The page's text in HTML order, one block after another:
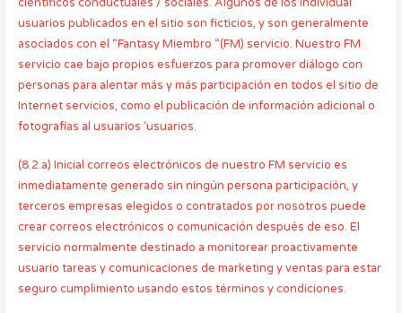
usuarios publicados en el sitio son ficticios, y son generalmente
asociados con el “Fantasy Miembro “(FM) servicio. Nuestro FM
servicio cae bajo propios esfuerzos para promover diálogo con
personas para alentar más y más participación en todos el sitio de
Internet servicios, como el publicación de información adicional o
fotografías al usuarios ‘usuarios.
(8.2.a) Inicial correos electrónicos de nuestro FM servicio es
inmediatamente generado sin ningún persona participación, y
terceros empresas elegidos o contratados por nosotros puede
crear correos electrónicos o comunicación después de eso. El
servicio normalmente destinado a monitorear proactivamente
usuario tareas y comunicaciones de marketing y ventas para estar
seguro cumplimiento usando estos términos y condiciones.